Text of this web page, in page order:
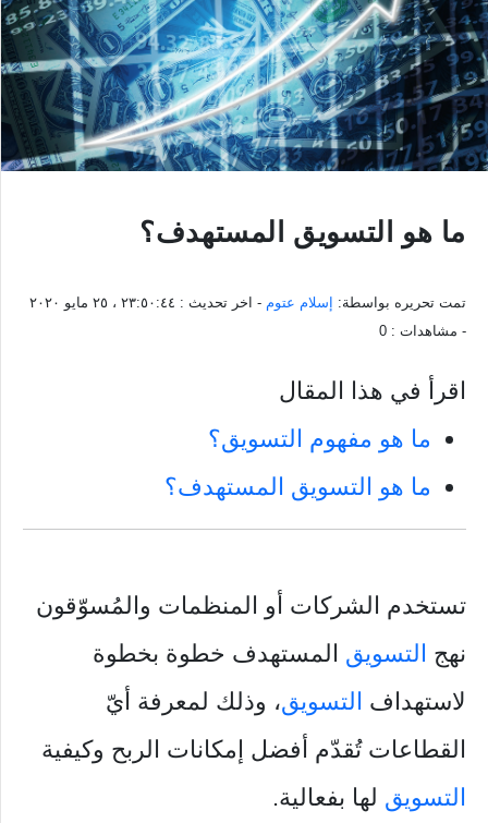
ما هو التسويق المستهدف؟
تمت تحريره بواسطة: إسلام عتوم - اخر تحديث : ٢٣:٥٠:٤٤ ، ٢٥ مايو ٢٠٢٠
- مشاهدات : 0
اقرأ في هذا المقال
ما هو مفهوم التسويق؟
ما هو التسويق المستهدف؟
تستخدم الشركات أو المنظمات والمُسوّقون
نهج التسويق المستهدف خطوة بخطوة
لاستهداف التسويق، وذلك لمعرفة أيّ
القطاعات تُقدّم أفضل إمكانات الربح وكيفية
التسويق لها بفعالية.